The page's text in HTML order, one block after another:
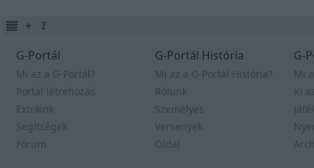
G-Portál
Mi az a G-Portál?
Portál létrehozás
Extráink
Segítségek
Fórum
G-Portál História
Mi az a G-Portál História?
Rólunk
Személyes
Versenyek
Oldal
G-
Mi
Ki